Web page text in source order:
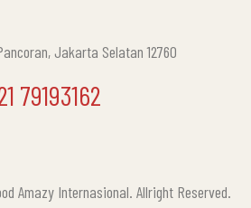
Jakarta Selatan 12760
79193162
Amazy Internasional. Allright Reserved.